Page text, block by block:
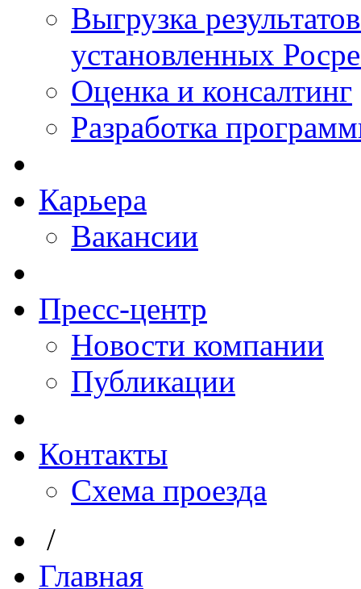
Выгрузка
установленных
Оценка и консалтинг
Разработка
Карьера
Вакансии
Пресс-центр
Новости компании
Публикации
Контакты
Схема проезда
/
Главная